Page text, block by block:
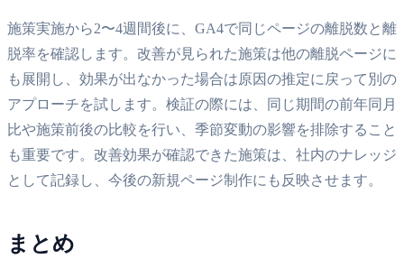
施策実施から2〜4週間後に、GA4で同じページの離脱数と離
脱率を確認します。改善が見られた施策は他の離脱ページに
も展開し、効果が出なかった場合は原因の推定に戻って別の
アプローチを試します。検証の際には、同じ期間の前年同月
比や施策前後の比較を行い、季節変動の影響を排除すること
も重要です。改善効果が確認できた施策は、社内のナレッジ
として記録し、今後の新規ページ制作にも反映させます。
まとめ